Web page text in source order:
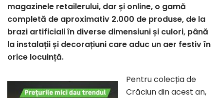
magazinele retailerului, dar și online, o gamă
completă de aproximativ 2.000 de produse, de la
brazi artificiali în diverse dimensiuni și culori, până
la instalații și decorațiuni care aduc un aer festiv în
orice locuință.
Pentru colecția de
Crăciun din acest an,